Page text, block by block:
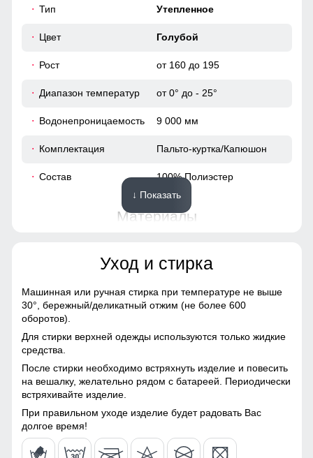
Подкладка из полиэстера: Устойчива к износу и легко
повседневного использования.
Подкладка из полиэстера: Устойчива к износу и легко
очищается, что делает куртку идеальным вариантом для
повседневного использования.
Капюшон на все случаи жизни
Несъемный и регулируемый капюшон делает эту куртку
48 (XL)
107
62
Тип Утепленное
Цвет Голубой
Рост от 160 до 195
Диапазон температур от 0° до - 25°
Водонепроницаемость 9 000 мм
Комплектация Пальто-куртка/Капюшон
Состав 100% Полиэстер
Материалы
Натуральные материалы,
Полиэстер, Плащевка,
Экологичные материалы
Материал подкладки
капюшона
Материал наполнителя
Особенность ткани
ткань
↓ Показать
Уход и стирка
Машинная или ручная стирка при температуре не выше
30°, бережный/деликатный отжим (не более 600
оборотов).
Для стирки верхней одежды используются только жидкие
средства.
После стирки необходимо встряхнуть изделие и повесить
на вешалку, желательно рядом с батареей. Периодически
встряхивайте изделие.
При правильном уходе изделие будет радовать Вас
долгое время!